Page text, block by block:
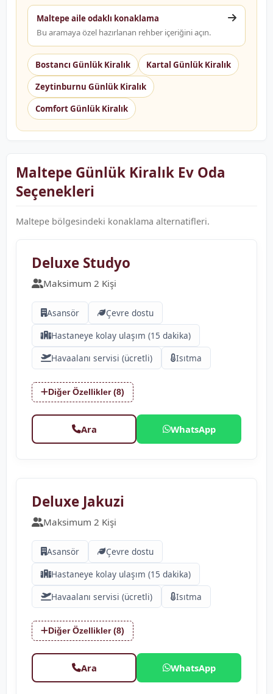
Maltepe aile odaklı konaklama
Bu aramaya özel hazırlanan rehber içeriğini açın.
Bostancı Günlük Kiralık
Kartal Günlük Kiralık
Zeytinburnu Günlük Kiralık
Comfort Günlük Kiralık
Maltepe Günlük Kiralık Ev Oda
Seçenekleri
Maltepe bölgesindeki konaklama alternatifleri.
Deluxe Studyo
Maksimum 2 Kişi
Asansör
Çevre dostu
Hastaneye kolay ulaşım (15 dakika)
Havaalanı servisi (ücretli)
Isıtma
Diğer Özellikler (8)
Ara WhatsApp
Deluxe Jakuzi
Maksimum 2 Kişi
Asansör
Çevre dostu
Hastaneye kolay ulaşım (15 dakika)
Havaalanı servisi (ücretli)
Isıtma
Diğer Özellikler (8)
Ara WhatsApp